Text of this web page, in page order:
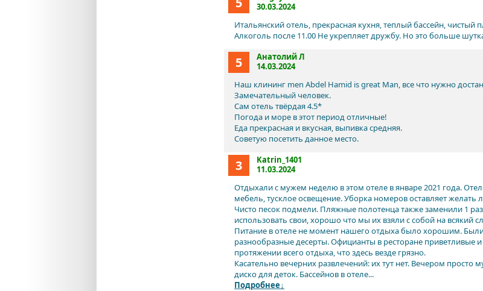
30.03.2024
Итальянский отель, прекрасная кухня, теплый бассейн, чистый
Алкоголь после 11.00 Не укрепляет дружбу. Но это больше
5
Анатолий Л
14.03.2024
Наш клининг men Abdel Hamid is great Man, все что нужно
Замечательный человек.
Сам отель твёрдая 4.5*
Погода и море в этот период отличные!
Еда прекрасная и вкусная, выпивка средняя.
Советую посетить данное место.
3
Katrin_1401
11.03.2024
Отдыхали с мужем неделю в этом отеле в январе 2021 года.
мебель, тусклое освещение. Уборка номеров оставляет
Чисто песок подмели. Пляжные полотенца также заменили 1
использовать свои, хорошо что мы их взяли с собой на всякий
Питание в отеле не момент нашего отдыха было хорошим.
разнообразные десерты. Официанты в ресторане
протяжении всего отдыха, что здесь везде грязно.
Касательно вечерних развлечений: их тут нет. Вечером
диско для деток. Бассейнов в отеле...
Подробнее↓